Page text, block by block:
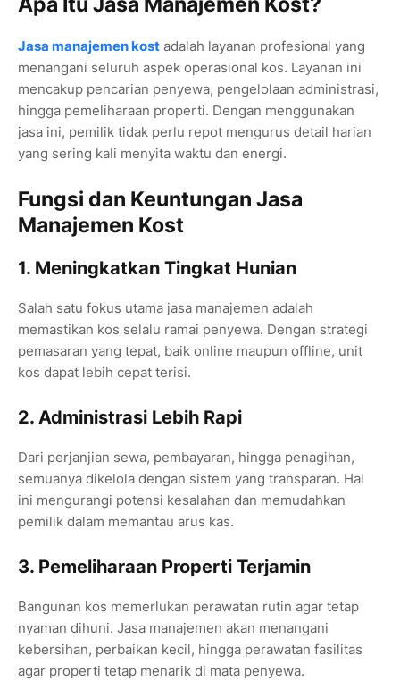
Jasa manajemen kost adalah layanan profesional yang
menangani seluruh aspek operasional kos. Layanan ini
mencakup pencarian penyewa, pengelolaan administrasi,
hingga pemeliharaan properti. Dengan menggunakan
jasa ini, pemilik tidak perlu repot mengurus detail harian
yang sering kali menyita waktu dan energi.
Fungsi dan Keuntungan Jasa
Manajemen Kost
1. Meningkatkan Tingkat Hunian
Salah satu fokus utama jasa manajemen adalah
memastikan kos selalu ramai penyewa. Dengan strategi
pemasaran yang tepat, baik online maupun offline, unit
kos dapat lebih cepat terisi.
2. Administrasi Lebih Rapi
Dari perjanjian sewa, pembayaran, hingga penagihan,
semuanya dikelola dengan sistem yang transparan. Hal
ini mengurangi potensi kesalahan dan memudahkan
pemilik dalam memantau arus kas.
3. Pemeliharaan Properti Terjamin
Bangunan kos memerlukan perawatan rutin agar tetap
nyaman dihuni. Jasa manajemen akan menangani
kebersihan, perbaikan kecil, hingga perawatan fasilitas
agar properti tetap menarik di mata penyewa.